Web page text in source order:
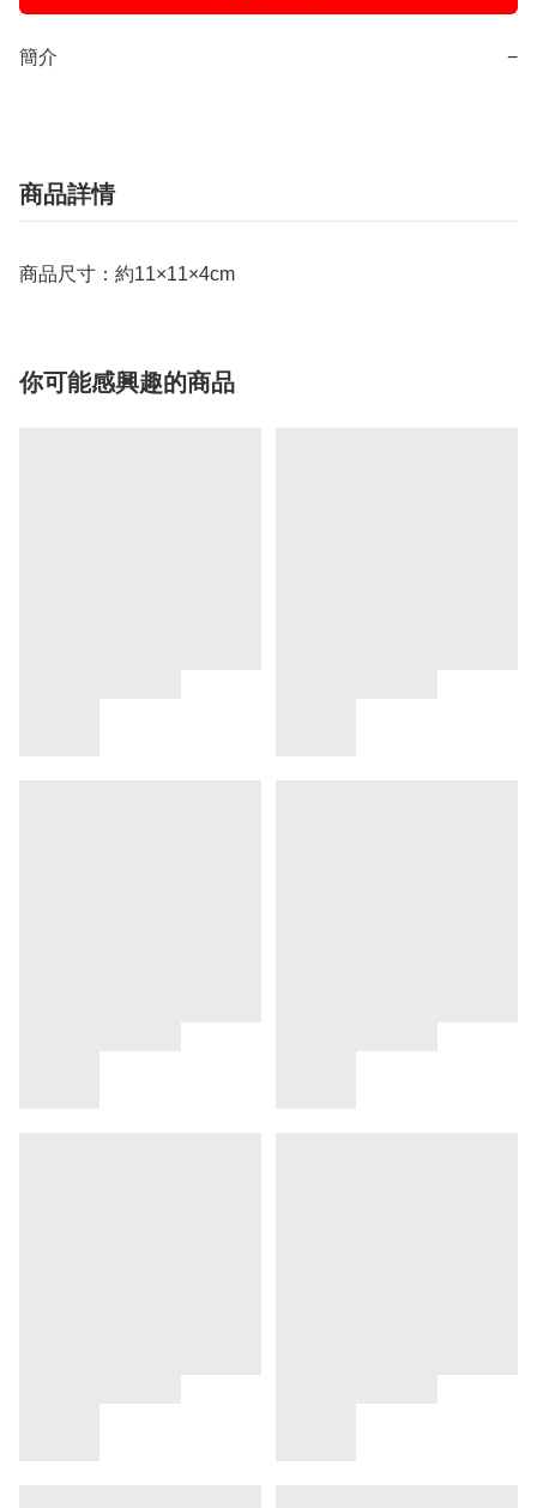
簡介 −
商品詳情
商品尺寸：約11×11×4cm
你可能感興趣的商品